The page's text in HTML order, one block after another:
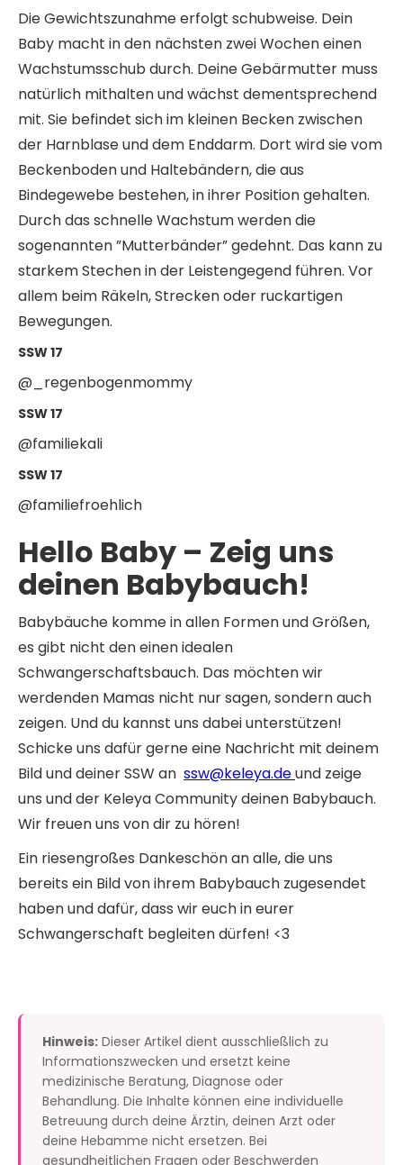
Die Gewichtszunahme erfolgt schubweise. Dein
Baby macht in den nächsten zwei Wochen einen
Wachstumsschub durch. Deine Gebärmutter muss
natürlich mithalten und wächst dementsprechend
mit. Sie befindet sich im kleinen Becken zwischen
der Harnblase und dem Enddarm. Dort wird sie vom
Beckenboden und Haltebändern, die aus
Bindegewebe bestehen, in ihrer Position gehalten.
Durch das schnelle Wachstum werden die
sogenannten ”Mutterbänder” gedehnt. Das kann zu
starkem Stechen in der Leistengegend führen. Vor
allem beim Räkeln, Strecken oder ruckartigen
Bewegungen.
SSW 17
@_regenbogenmommy
SSW 17
@familiekali
SSW 17
@familiefroehlich
Hello Baby – Zeig uns
deinen Babybauch!
Babybäuche komme in allen Formen und Größen,
es gibt nicht den einen idealen
Schwangerschaftsbauch. Das möchten wir
werdenden Mamas nicht nur sagen, sondern auch
zeigen. Und du kannst uns dabei unterstützen!
Schicke uns dafür gerne eine Nachricht mit deinem
Bild und deiner SSW an ssw@keleya.deund zeige
uns und der Keleya Community deinen Babybauch.
Wir freuen uns von dir zu hören!
Ein riesengroßes Dankeschön an alle, die uns
bereits ein Bild von ihrem Babybauch zugesendet
haben und dafür, dass wir euch in eurer
Schwangerschaft begleiten dürfen! <3
Hinweis: Dieser Artikel dient ausschließlich zu
Informationszwecken und ersetzt keine
medizinische Beratung, Diagnose oder
Behandlung. Die Inhalte können eine individuelle
Betreuung durch deine Ärztin, deinen Arzt oder
deine Hebamme nicht ersetzen. Bei
gesundheitlichen Fragen oder Beschwerden